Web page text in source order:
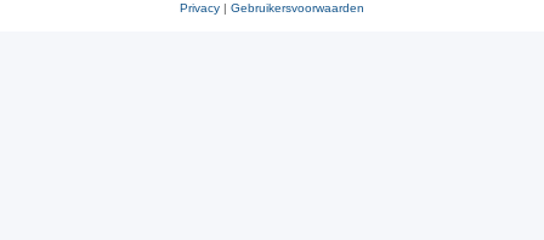
Privacy | Gebruikersvoorwaarden